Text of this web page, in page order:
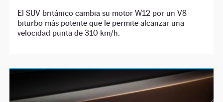
El SUV británico cambia su motor W12 por un V8
biturbo más potente que le permite alcanzar una
velocidad punta de 310 km/h.